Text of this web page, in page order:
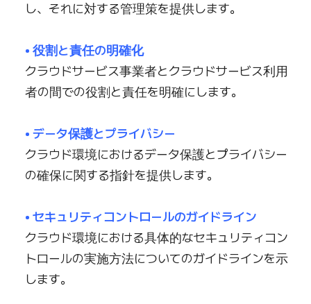
し、それに対する管理策を提供します。
• 役割と責任の明確化
クラウドサービス事業者とクラウドサービス利用
者の間での役割と責任を明確にします。
• データ保護とプライバシー
クラウド環境におけるデータ保護とプライバシー
の確保に関する指針を提供します。
• セキュリティコントロールのガイドライン
クラウド環境における具体的なセキュリティコン
トロールの実施方法についてのガイドラインを示
します。